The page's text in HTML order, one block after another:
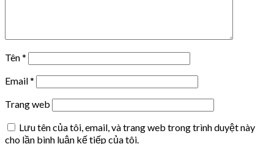
Tên*
Email*
Trang web
Lưu tên của tôi, email, và trang web trong trình duyệt này
cho lần bình luận kế tiếp của tôi.